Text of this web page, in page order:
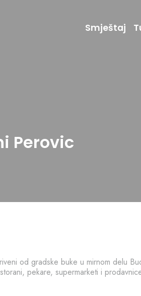
Smještaj
Perovic
od gradske buke u mirnom delu
pekare, supermarketi i